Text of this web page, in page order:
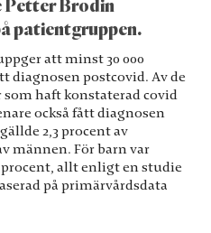
Petter Brodin
patientgruppen.
att minst 30 000
diagnosen postcovid. Av de
som haft konstaterad covid
också fått diagnosen
2,3 procent av
männen. För barn var
allt enligt en studie
på primärvårdsdata